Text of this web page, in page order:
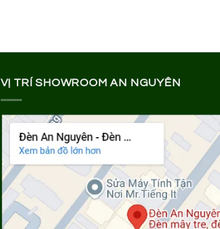
VỊ TRÍ SHOWROOM AN NGUYÊN